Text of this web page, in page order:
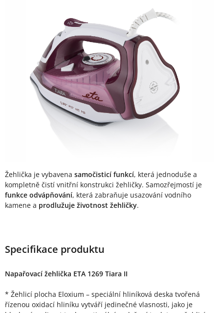
Žehlička je vybavena samočisticí funkcí, která jednoduše a
kompletně čistí vnitřní konstrukci žehličky. Samozřejmostí je
funkce odvápňování, která zabraňuje usazování vodního
kamene a prodlužuje životnost žehličky.
Specifikace produktu
Napařovací žehlička ETA 1269 Tiara II
* Žehlicí plocha Eloxium – speciální hliníková deska tvořená
řízenou oxidací hliníku vytváří jedinečné vlasnosti, jako je